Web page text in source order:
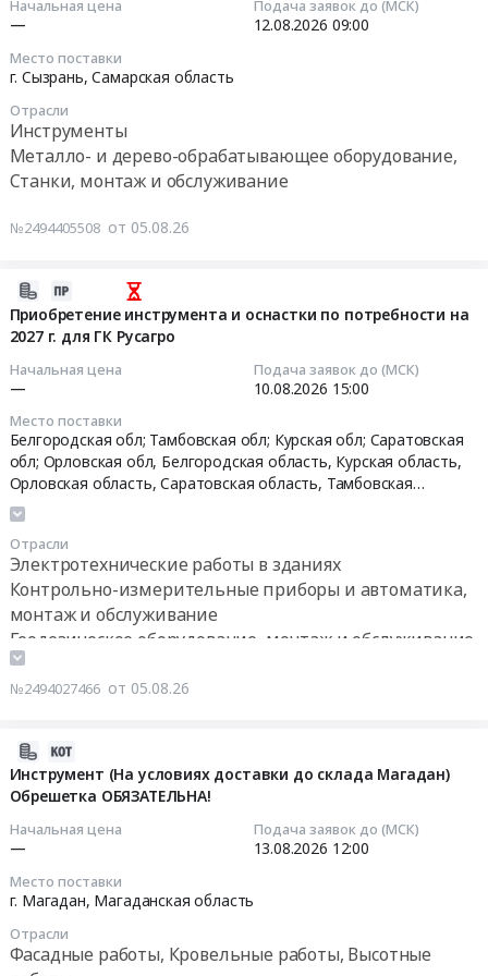
Начальная цена
—
Подача заявок до (МСК)
12.08.2026 09:00
Место поставки
г. Сызрань,Самарская область
Отрасли
Инструменты
Металло- и дерево-обрабатывающее оборудование,
Станки, монтаж и обслуживание
№2494405508 от 05.08.26
Приобретение инструмента и оснастки по потребности на
2027 г. для ГК Русагро
Начальная цена
—
Подача заявок до (МСК)
10.08.2026 15:00
Место поставки
Белгородская обл; Тамбовская обл; Курская обл; Саратовская
обл; Орловская обл, Белгородская область, Курская область,
Орловская область,Саратовская область, Тамбовская
область
Отрасли
Электротехнические работы в зданиях
Контрольно-измерительные приборы и автоматика,
монтаж и обслуживание
Геодезическое оборудование, монтаж и обслуживание
№2494027466 от 05.08.26
Инструмент (На условиях доставки до склада Магадан)
Обрешетка ОБЯЗАТЕЛЬНА!
Начальная цена
—
Подача заявок до (МСК)
13.08.2026 12:00
Место поставки
г. Магадан, Магаданская область
Отрасли
Фасадные работы, Кровельные работы, Высотные